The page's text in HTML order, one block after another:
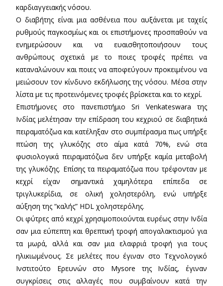
καρδιαγγειακής νόσου.
Ο διαβήτης είναι μια ασθένεια που αυξάνεται με ταχείς
ρυθμούς παγκοσμίως και οι επιστήμονες προσπαθούν να
ενημερώσουν και να ευαισθητοποιήσουν τους
ανθρώπους σχετικά με το ποιες τροφές πρέπει να
καταναλώνουν και ποιες να αποφεύγουν προκειμένου να
μειώσουν τον κίνδυνο εκδήλωσης της νόσου. Μέσα στην
λίστα με τις προτεινόμενες τροφές βρίσκεται και το κεχρί.
Επιστήμονες στο πανεπιστήμιο Sri Venkateswara της
Ινδίας μελέτησαν την επίδραση του κεχριού σε διαβητικά
πειραματόζωα και κατέληξαν στο συμπέρασμα πως υπήρξε
πτώση της γλυκόζης στο αίμα κατά 70%, ενώ στα
φυσιολογικά πειραματόζωα δεν υπήρξε καμία μεταβολή
της γλυκόζης. Επίσης τα πειραματόζωα που τρέφονταν με
κεχρί είχαν σημαντικά χαμηλότερα επίπεδα σε
τριγλυκερίδια, σε ολική χοληστερόλη, ενώ υπήρξε
αύξηση της “καλής” HDL χοληστερόλης.
Οι φύτρες από κεχρί χρησιμοποιούνται ευρέως στην Ινδία
σαν μια εύπεπτη και θρεπτική τροφή απογαλακτισμού για
τα μωρά, αλλά και σαν μια ελαφριά τροφή για τους
ηλικιωμένους. Σε μελέτες που έγιναν στο Τεχνολογικό
Ινστιτούτο Ερευνών στο Mysore της Ινδίας, έγιναν
συγκρίσεις στις αλλαγές που συμβαίνουν κατά την